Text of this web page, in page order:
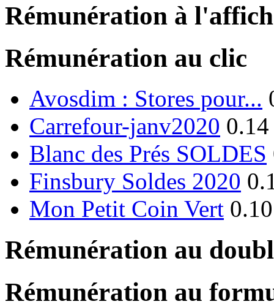
Rémunération à
Rémunération au clic
Avosdim : Stores pour...
Carrefour-janv2020
Blanc des Prés SOLDES
Finsbury Soldes 2020
Mon Petit Coin Vert
Rémunération au
Rémunération au